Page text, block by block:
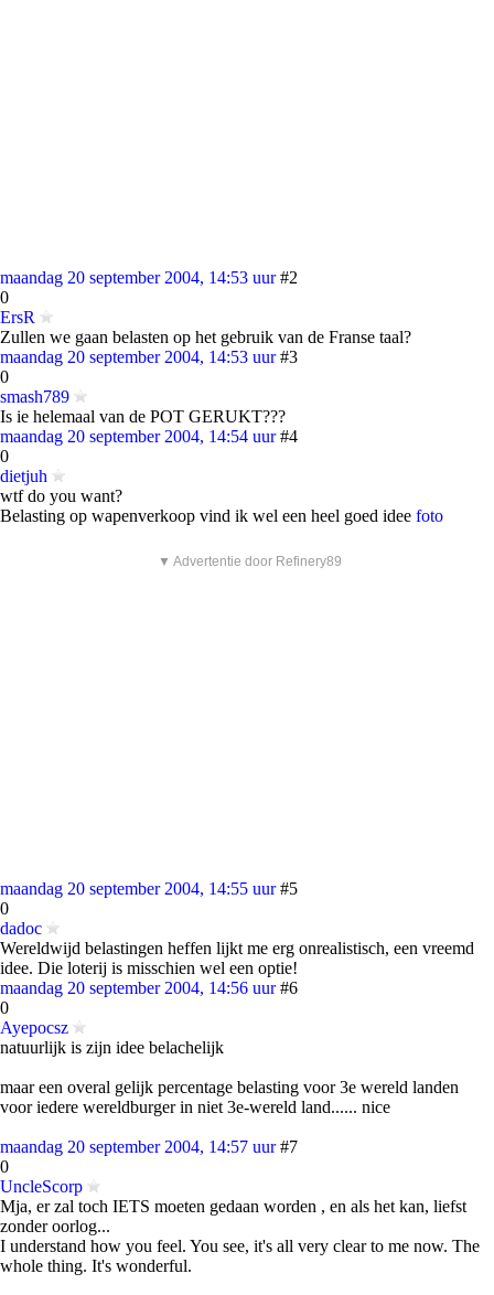
maandag 20 september 2004, 14:53 uur #2
0
ErsR
Zullen we gaan belasten op het gebruik van de Franse taal?
maandag 20 september 2004, 14:53 uur #3
0
smash789
Is ie helemaal van de POT GERUKT???
maandag 20 september 2004, 14:54 uur #4
0
dietjuh
wtf do you want?
Belasting op wapenverkoop vind ik wel een heel goed idee foto
▼ Advertentie door Refinery89
maandag 20 september 2004, 14:55 uur #5
0
dadoc
Wereldwijd belastingen heffen lijkt me erg onrealistisch, een vreemd
idee. Die loterij is misschien wel een optie!
maandag 20 september 2004, 14:56 uur #6
0
Ayepocsz
natuurlijk is zijn idee belachelijk
maar een overal gelijk percentage belasting voor 3e wereld landen
voor iedere wereldburger in niet 3e-wereld land...... nice
maandag 20 september 2004, 14:57 uur #7
0
UncleScorp
Mja, er zal toch IETS moeten gedaan worden , en als het kan, liefst
zonder oorlog...
I understand how you feel. You see, it's all very clear to me now. The
whole thing. It's wonderful.